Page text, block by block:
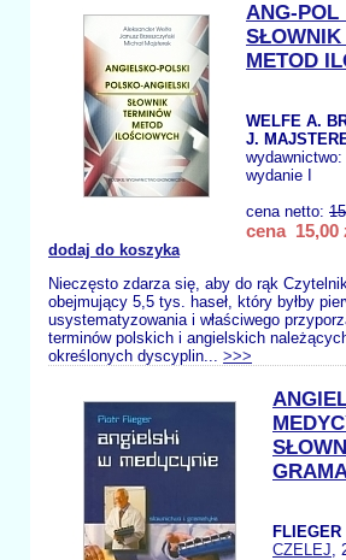
ANG-POL
SŁOWNIK
METOD
WELFE A.
J.
wydawnictwo:
wydanie I
cena netto:
cena 15,00
dodaj do koszyka
Nieczęsto zdarza się, aby do rąk
obejmujący 5,5 tys. haseł, który byłby
usystematyzowania i właściwego
terminów polskich i angielskich
określonych dyscyplin... >>>
FLIEGER
CZELEJ,